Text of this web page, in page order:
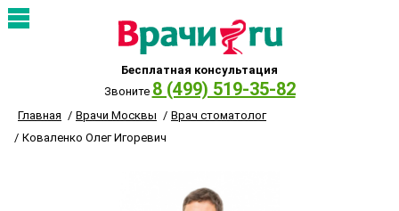
Бесплатная консультация
Звоните 8 (499) 519-35-82
Главная Врачи Москвы
Врач стоматолог
Коваленко Олег Игоревич